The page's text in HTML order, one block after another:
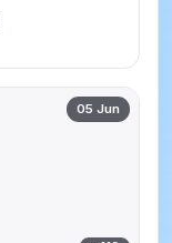
05 Jun